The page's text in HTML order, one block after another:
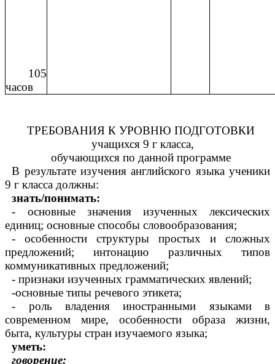
105
часов
ТРЕБОВАНИЯ К УРОВНЮ ПОДГОТОВКИ
учащихся 9 г класса,
обучающихся по данной программе
В результате изучения английского языка ученики
9 г класса должны:
знать/понимать:
- основные значения изученных лексических
единиц; основные способы словообразования;
- особенности структуры простых и сложных
предложений; интонацию различных типов
коммуникативных предложений;
- признаки изученных грамматических явлений;
-основные типы речевого этикета;
- роль владения иностранными языками в
современном мире, особенности образа жизни,
быта, культуры стран изучаемого языка;
уметь:
говорение: